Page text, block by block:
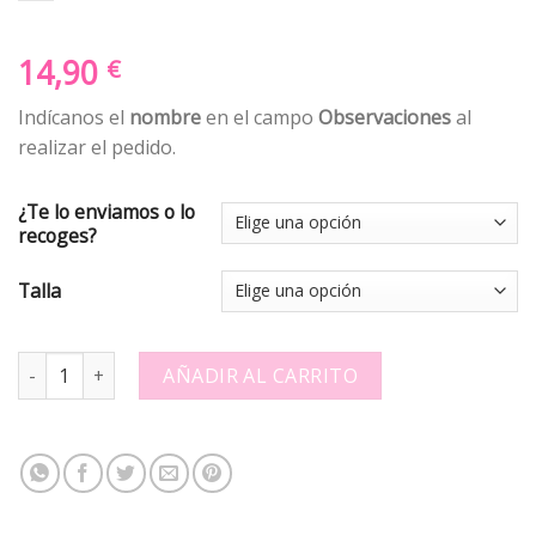
14,90 €
Indícanos el nombreen el campo Observacionesal
realizar el pedido.
¿Te lo enviamos o lo
recoges?
Talla
Camiseta cumple - Niña morena - 704437 quantity
AÑADIR AL CARRITO